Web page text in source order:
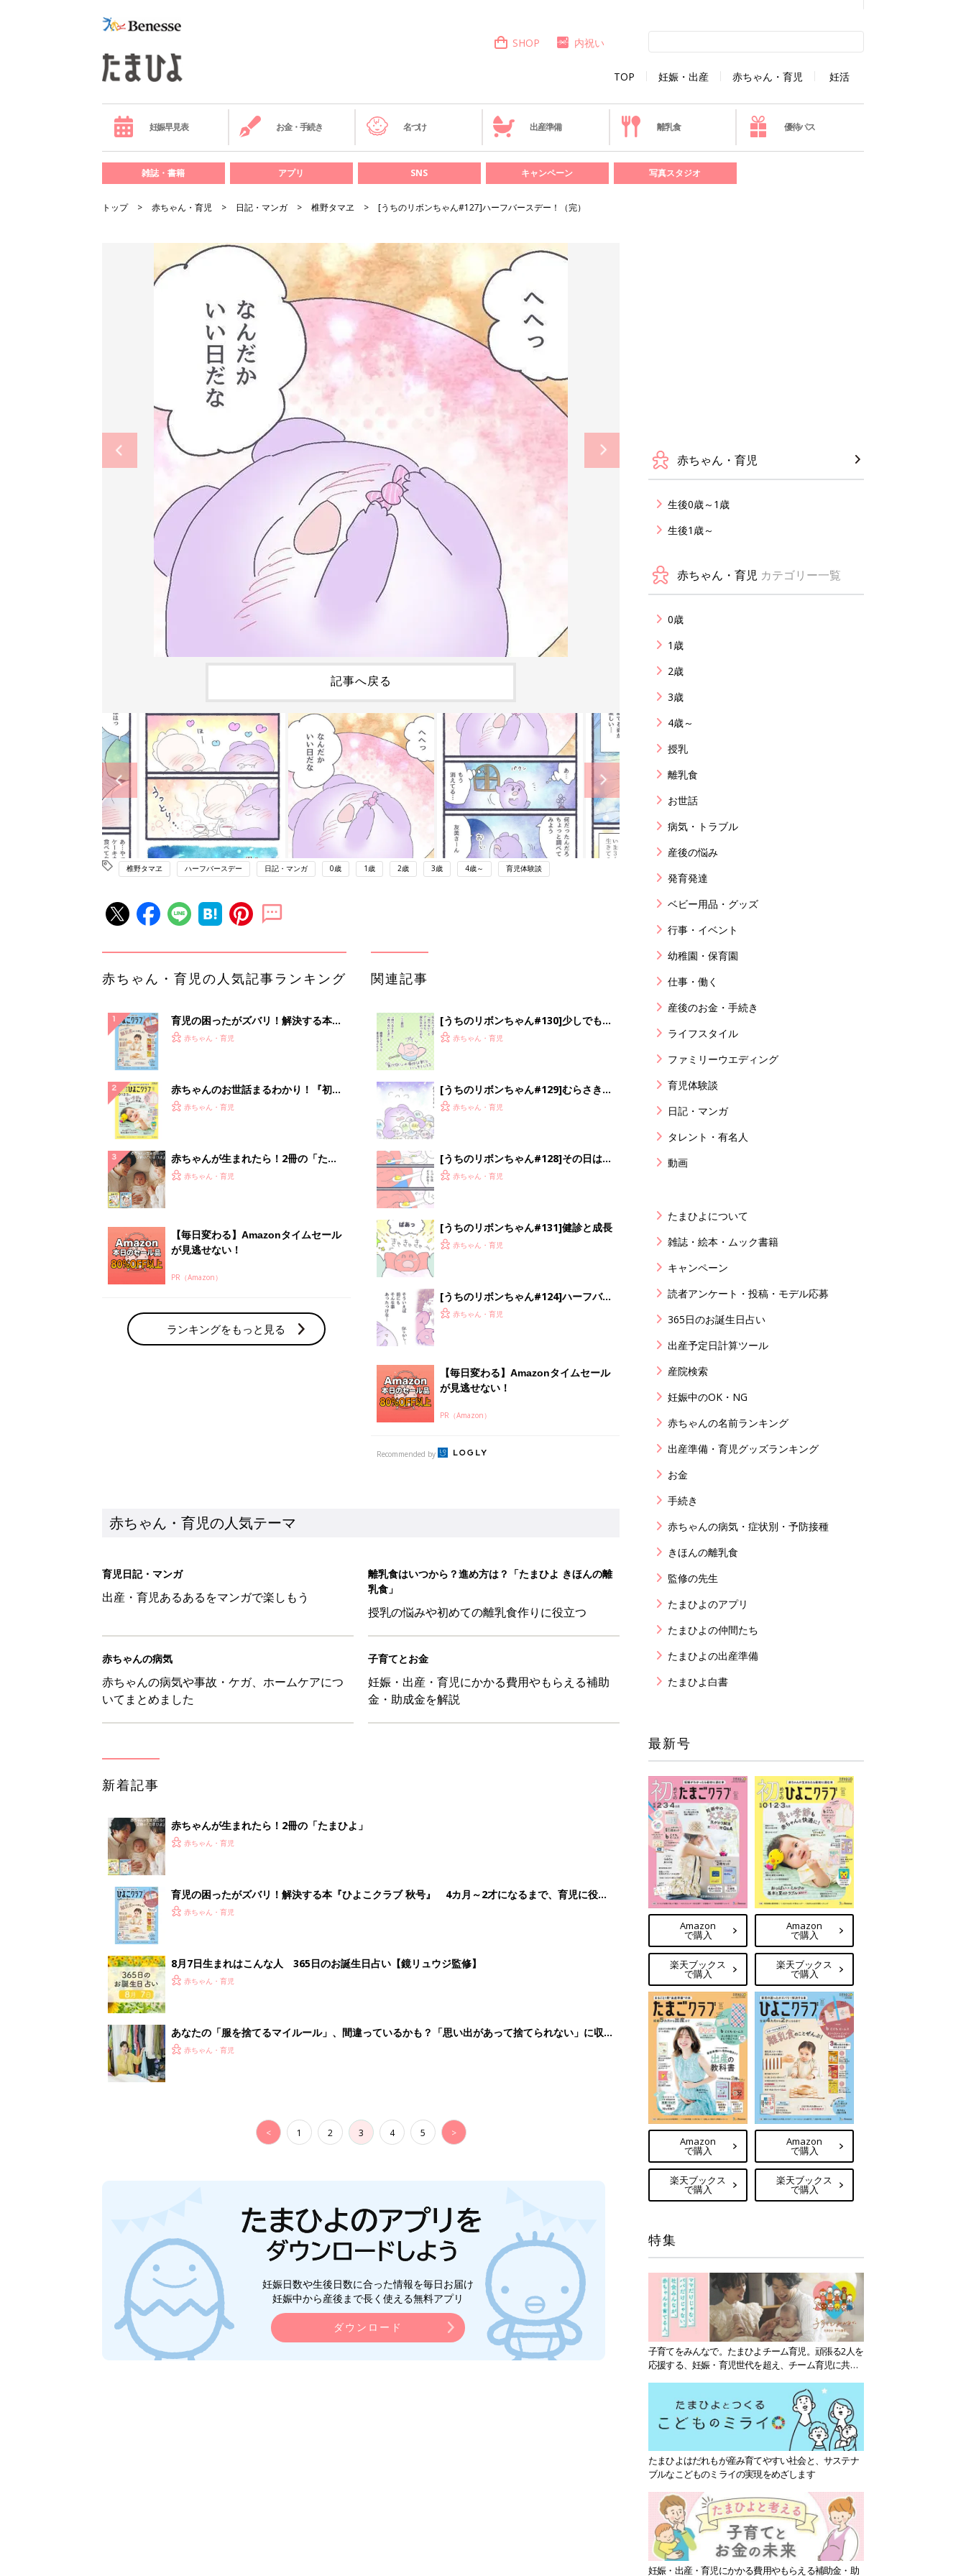
TOP 妊娠・出産 赤ちゃん・育児 妊活
SHOP 内祝い
妊娠早見表 お金・手続き 名づけ 出産準備 離乳食 優待パス
雑誌・書籍 アプリ SNS キャンペーン 写真スタジオ
トップ 赤ちゃん・育児 日記・マンガ 椎野タマヱ [うちのリボンちゃん#127]ハーフバースデー！（完）
記事へ戻る
椎野タマヱ ハーフバースデー 日記・マンガ 0歳 1歳 2歳 3歳 4歳～ 育児体験談
赤ちゃん・育児の人気記事ランキング
育児の困ったがズバリ！解決する本
『ひよこクラブ 秋号』 4カ月～2才
赤ちゃん・育児
赤ちゃんのお世話まるわかり！『初め
てのひよこクラブ 夏号』〈巻頭大特
赤ちゃん・育児
赤ちゃんが生まれたら！2冊の「たま
ひよ」
赤ちゃん・育児
【毎日変わる】Amazonタイムセール
が見逃せない！
PR（Amazon）
ランキングをもっと見る
関連記事
[うちのリボンちゃん#130]少しでも進
めたら
赤ちゃん・育児
[うちのリボンちゃん#129]むらさき大
作戦赤ちゃん・育児
[うちのリボンちゃん#128]その日は突
然に赤ちゃん・育児
[うちのリボンちゃん#131]健診と成長
赤ちゃん・育児
[うちのリボンちゃん#124]ハーフバー
スデー！（中編）２
赤ちゃん・育児
【毎日変わる】Amazonタイムセール
が見逃せない！
PR（Amazon）
Recommended by
赤ちゃん・育児の人気テーマ
育児日記・マンガ
出産・育児あるあるをマンガで楽しもう
離乳食はいつから？進め方は？「たまひよ きほんの離
乳食」
授乳の悩みや初めての離乳食作りに役立つ
赤ちゃんの病気
赤ちゃんの病気や事故・ケガ、ホームケアにつ
いてまとめました
子育てとお金
妊娠・出産・育児にかかる費用やもらえる補助
金・助成金を解説
新着記事
赤ちゃんが生まれたら！2冊の「たまひよ」
赤ちゃん・育児
育児の困ったがズバリ！解決する本『ひよこクラブ 秋号』 4カ月～2才になるまで、育児に役立
つ情報がいっぱい！
赤ちゃん・育児
8月7日生まれはこんな人 365日のお誕生日占い【鏡リュウジ監修】
赤ちゃん・育児
あなたの「服を捨てるマイルール」、間違っているかも？「思い出があって捨てられない」に収納
スタイリストが喝！
赤ちゃん・育児
< 1 2 3 4 5 >
妊娠日数や生後日数に合った情報を毎日お届け
妊娠中から産後まで長く使える無料アプリ
ダウンロード
赤ちゃん・育児
生後0歳～1歳
生後1歳～
赤ちゃん・育児 カテゴリー一覧
0歳
1歳
2歳
3歳
4歳～
授乳
離乳食
お世話
病気・トラブル
産後の悩み
発育発達
ベビー用品・グッズ
行事・イベント
幼稚園・保育園
仕事・働く
産後のお金・手続き
ライフスタイル
ファミリーウエディング
育児体験談
日記・マンガ
タレント・有名人
動画
たまひよについて
雑誌・絵本・ムック書籍
キャンペーン
読者アンケート・投稿・モデル応募
365日のお誕生日占い
出産予定日計算ツール
産院検索
妊娠中のOK・NG
赤ちゃんの名前ランキング
出産準備・育児グッズランキング
お金
手続き
赤ちゃんの病気・症状別・予防接種
きほんの離乳食
監修の先生
たまひよのアプリ
たまひよの仲間たち
たまひよの出産準備
たまひよ白書
最新号
Amazon
で購入
楽天ブックス
で購入
Amazon
で購入
楽天ブックス
で購入
Amazon
で購入
楽天ブックス
で購入
Amazon
で購入
楽天ブックス
で購入
特集
子育てをみんなで。たまひよチーム育児。頑張る2人を
応援する、妊娠・育児世代を超え、チーム育児に共感
たまひよはだれもが産み育てやすい社会と、サステナ
ブルなこどものミライの実現をめざします
妊娠・出産・育児にかかる費用やもらえる補助金・助